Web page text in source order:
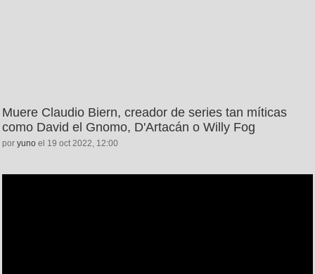
Muere Claudio Biern, creador de series tan míticas
como David el Gnomo, D'Artacán o Willy Fog
por yuno el 19 oct 2022, 12:00